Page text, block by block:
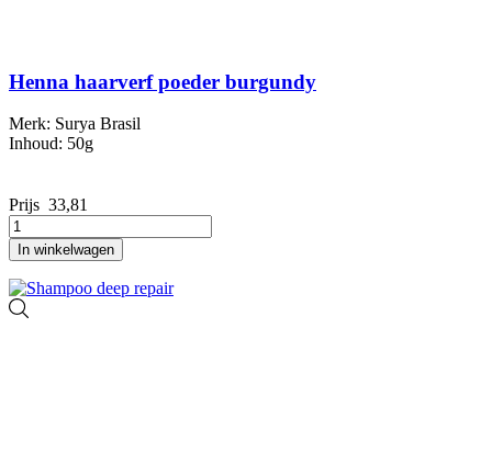
Henna haarverf poeder burgundy
Merk: Surya Brasil
Inhoud: 50g
Prijs 33,81
In winkelwagen